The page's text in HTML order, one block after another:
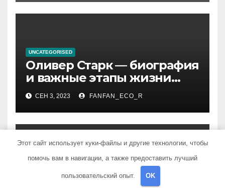
UNCATEGORISED
Оливер Старк — биография
и важные этапы жизни
великого миллиардера и
супергероя
СЕН 3, 2023 FANFAN_ECO_R
Жизнь и творчество Олеся
Бузины — главные
Этот сайт использует куки-файлы и другие технологии, чтобы
помочь вам в навигации, а также предоставить лучший
пользовательский опыт. OK